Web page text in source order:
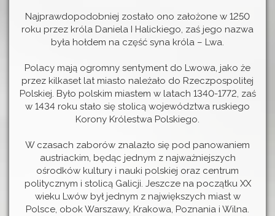
Najprawdopodobniej zostało ono założone w 1250
roku przez króla Daniela I Halickiego, zaś jego nazwa
była hołdem na część syna króla – Lwa.
Polacy mają ogromny sentyment do Lwowa, jako że
przez kilkaset lat miasto należało do Rzeczpospolitej
Polskiej. Było polskim miastem w latach 1340-1772, zaś
w 1434 roku stało się stolicą województwa ruskiego
Korony Królestwa Polskiego.
W czasach zaborów znalazło się pod panowaniem
austriackim, będąc jednym z najważniejszych
ośrodków kultury i nauki polskiej oraz centrum
politycznym i stolicą Galicji. Jeszcze na początku XX
wieku Lwów był jednym z największych miast w
Polsce, obok Warszawy, Krakowa, Poznania i Wilna.